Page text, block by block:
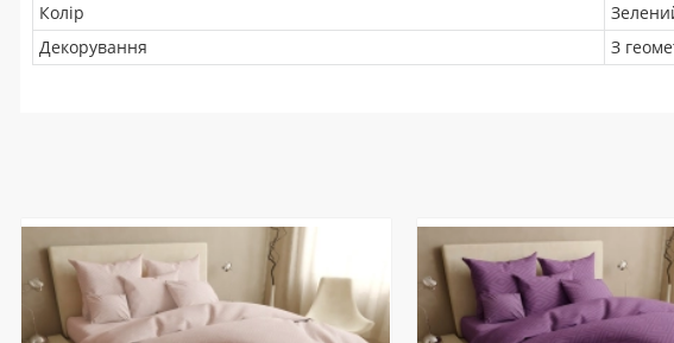
Колір
Декорування
З